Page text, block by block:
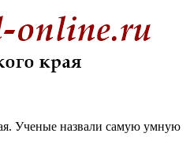
Ученые назвали самую умную